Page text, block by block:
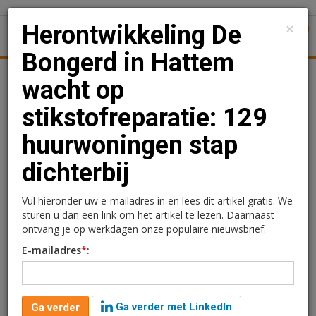
Uitgelicht
Herontwikkeling De
Bongerd in Hattem wacht
op stikstofreparatie: 129
huurwoningen stap
dichterbij
×
Herontwikkeling De
Bongerd in Hattem
wacht op
stikstofreparatie: 129
huurwoningen stap
dichterbij
Vul hieronder uw e-mailadres in en lees dit artikel gratis. We
sturen u dan een link om het artikel te lezen. Daarnaast
ontvang je op werkdagen onze populaire nieuwsbrief.
E-mailadres*:
Ga verder
Ga verder met LinkedIn